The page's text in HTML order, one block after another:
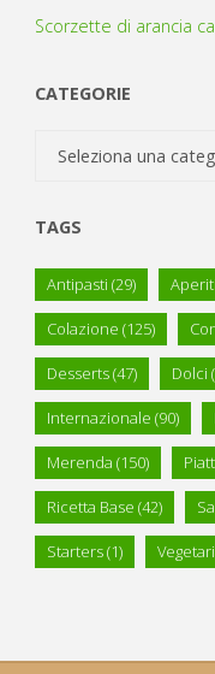
Scorzette di arancia
CATEGORIE
TAGS
Antipasti (29)
Colazione (125)
Desserts(47) Dolci
Internazionale (90)
Merenda (150)
Ricetta Base (42)
Starters(1)